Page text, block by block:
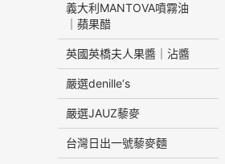
義大利MANTOVA噴霧油
｜蘋果醋
英國英橋夫人果醬｜沾醬
嚴選denille‘s
嚴選JAUZ藜麥
台灣日出一號藜麥麵